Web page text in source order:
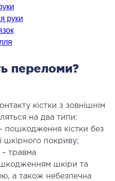
носа і
руки
переломи?
кістки з зовнішнім
на два типи:
пошкодження кістки без
шкірного покриву;
травма
шкіри та
а також небезпечна